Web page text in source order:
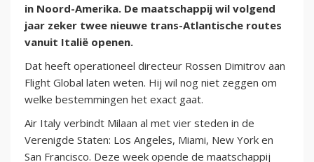
in Noord-Amerika. De maatschappij wil volgend
jaar zeker twee nieuwe trans-Atlantische routes
vanuit Italië openen.
Dat heeft operationeel directeur Rossen Dimitrov aan
Flight Global laten weten. Hij wil nog niet zeggen om
welke bestemmingen het exact gaat.
Air Italy verbindt Milaan al met vier steden in de
Verenigde Staten: Los Angeles, Miami, New York en
San Francisco. Deze week opende de maatschappij